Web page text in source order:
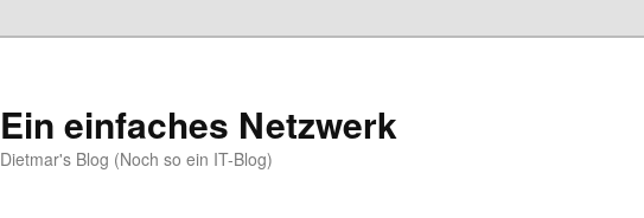
Ein einfaches Netzwerk
Dietmar's Blog (Noch so ein IT-Blog)